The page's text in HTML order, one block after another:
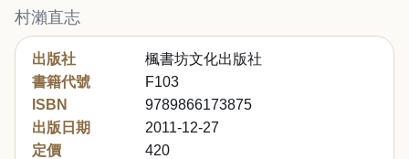
村瀨直志
出版社
楓書坊文化出版社
書籍代號
F103
ISBN
9789866173875
出版日期
2011-12-27
定價
420